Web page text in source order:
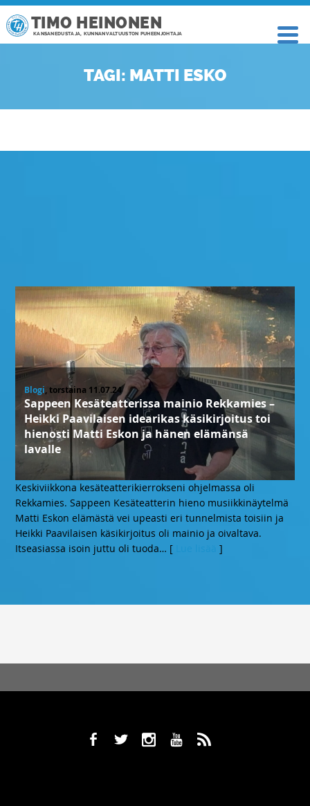
TIMO HEINONEN
KANSANEDUSTAJA, KUNNANVALTUUSTON PUHEENJOHTAJA
TAGI: MATTI ESKO
Blogi, torstaina 11.07.24
Sappeen Kesäteatterissa mainio Rekkamies –
Heikki Paavilaisen idearikas käsikirjoitus toi
hienosti Matti Eskon ja hänen elämänsä
lavalle
Keskiviikkona kesäteatterikierrokseni ohjelmassa oli
Rekkamies. Sappeen Kesäteatterin hieno musiikkinäytelmä
Matti Eskon elämästä vei upeasti eri tunnelmista toisiin ja
Heikki Paavilaisen käsikirjoitus oli mainio ja oivaltava.
Itseasiassa isoin juttu oli tuoda… [ ]
b a x r ,